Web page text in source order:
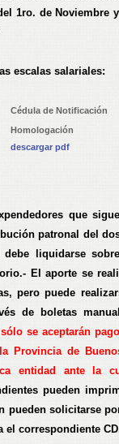
1ro. de Noviembre
escalas salariales:
Cédula de Notificación
Homologación
descargar pdf
que
patronal del
liquidarse
El aporte se
pero puede
de boletas
se aceptarán
Provincia de
entidad ante la
pueden
pueden solicitarse
el correspondiente